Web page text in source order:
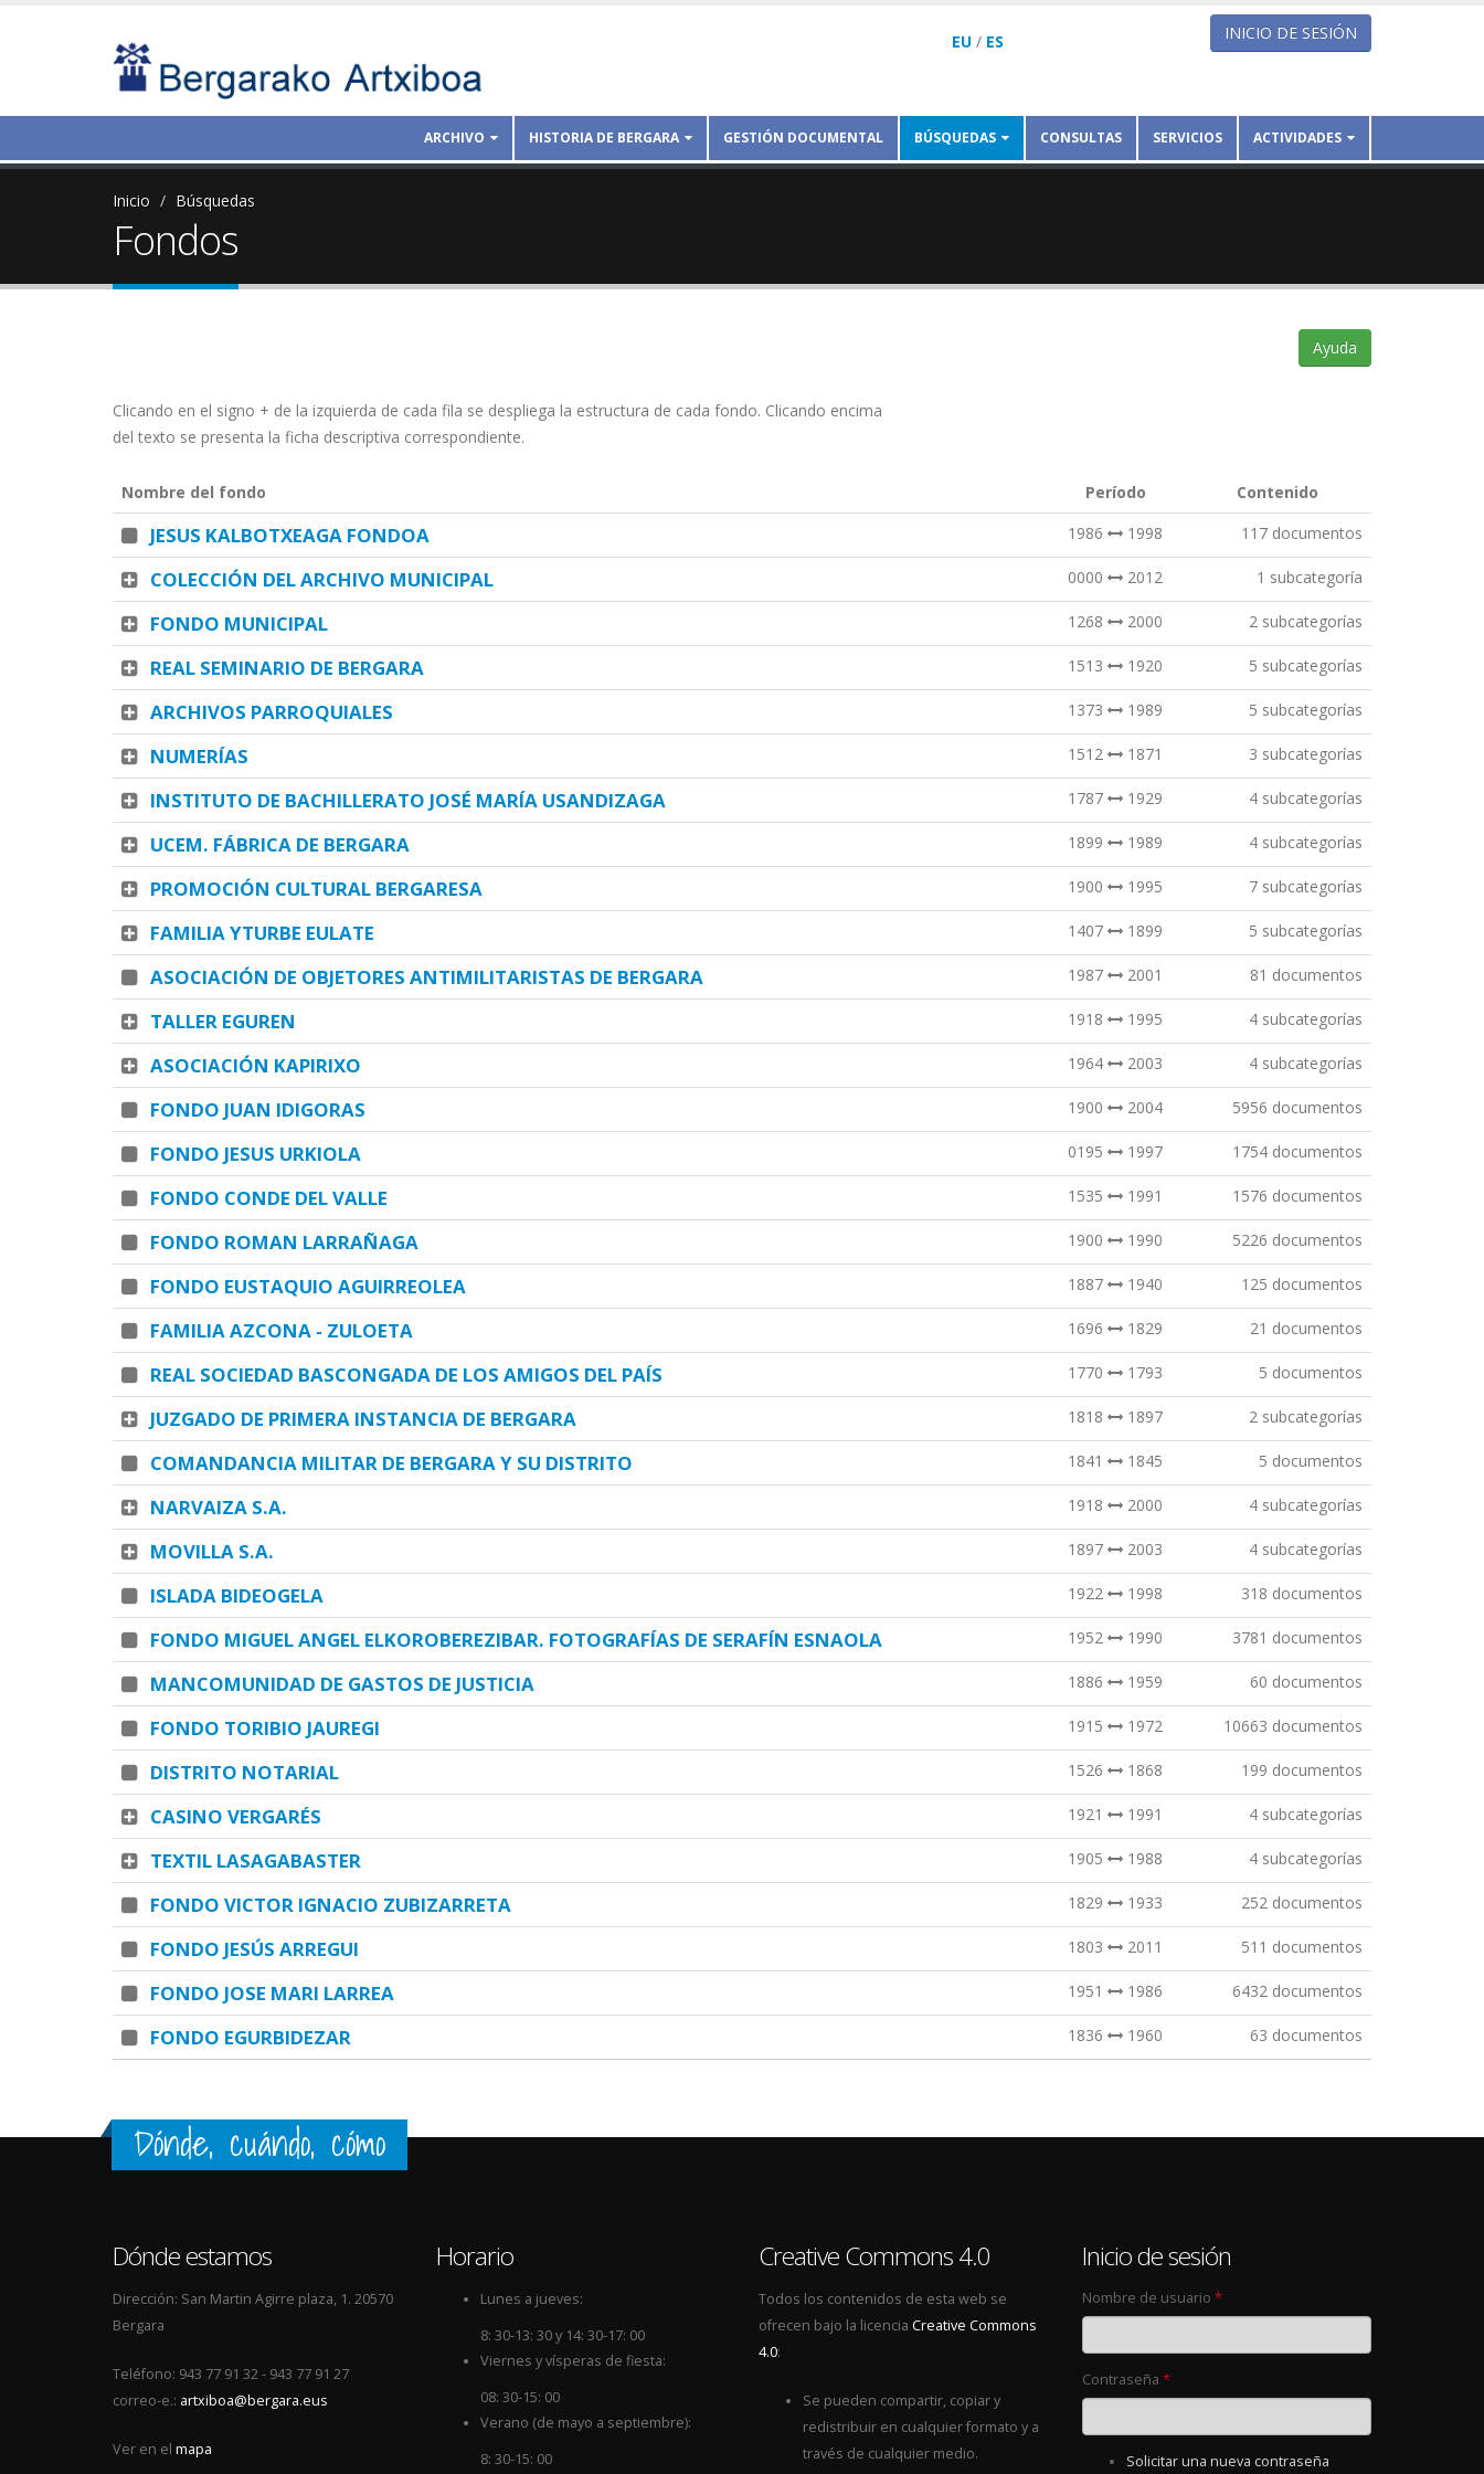
EU / ES INICIO DE SESIÓN
ARCHIVO HISTORIA DE BERGARA GESTIÓN DOCUMENTAL BÚSQUEDAS CONSULTAS SERVICIOS ACTIVIDADES
Inicio Búsquedas
Fondos
Ayuda
Clicando en el signo + de la izquierda de cada fila se despliega la estructura de cada fondo. Clicando encima
del texto se presenta la ficha descriptiva correspondiente.
Nombre del fondo Período Contenido
JESUS KALBOTXEAGA FONDOA 1986 1998 117 documentos
COLECCIÓN DEL ARCHIVO MUNICIPAL 0000 2012 1 subcategoría
FONDO MUNICIPAL 1268 2000 2 subcategorías
REAL SEMINARIO DE BERGARA 1513 1920 5 subcategorías
ARCHIVOS PARROQUIALES 1373 1989 5 subcategorías
NUMERÍAS 1512 1871 3 subcategorías
INSTITUTO DE BACHILLERATO JOSÉ MARÍA USANDIZAGA 1787 1929 4 subcategorías
UCEM. FÁBRICA DE BERGARA 1899 1989 4 subcategorías
PROMOCIÓN CULTURAL BERGARESA 1900 1995 7 subcategorías
FAMILIA YTURBE EULATE 1407 1899 5 subcategorías
ASOCIACIÓN DE OBJETORES ANTIMILITARISTAS DE BERGARA 1987 2001 81 documentos
TALLER EGUREN 1918 1995 4 subcategorías
ASOCIACIÓN KAPIRIXO 1964 2003 4 subcategorías
FONDO JUAN IDIGORAS 1900 2004 5956 documentos
FONDO JESUS URKIOLA 0195 1997 1754 documentos
FONDO CONDE DEL VALLE 1535 1991 1576 documentos
FONDO ROMAN LARRAÑAGA 1900 1990 5226 documentos
FONDO EUSTAQUIO AGUIRREOLEA 1887 1940 125 documentos
FAMILIA AZCONA - ZULOETA 1696 1829 21 documentos
REAL SOCIEDAD BASCONGADA DE LOS AMIGOS DEL PAÍS 1770 1793 5 documentos
JUZGADO DE PRIMERA INSTANCIA DE BERGARA 1818 1897 2 subcategorías
COMANDANCIA MILITAR DE BERGARA Y SU DISTRITO 1841 1845 5 documentos
NARVAIZA S.A. 1918 2000 4 subcategorías
MOVILLA S.A. 1897 2003 4 subcategorías
ISLADA BIDEOGELA 1922 1998 318 documentos
FONDO MIGUEL ANGEL ELKOROBEREZIBAR. FOTOGRAFÍAS DE SERAFÍN ESNAOLA 1952 1990 3781 documentos
MANCOMUNIDAD DE GASTOS DE JUSTICIA 1886 1959 60 documentos
FONDO TORIBIO JAUREGI 1915 1972 10663 documentos
DISTRITO NOTARIAL 1526 1868 199 documentos
CASINO VERGARÉS 1921 1991 4 subcategorías
TEXTIL LASAGABASTER 1905 1988 4 subcategorías
FONDO VICTOR IGNACIO ZUBIZARRETA 1829 1933 252 documentos
FONDO JESÚS ARREGUI 1803 2011 511 documentos
FONDO JOSE MARI LARREA 1951 1986 6432 documentos
FONDO EGURBIDEZAR 1836 1960 63 documentos
Dónde, cuándo, cómo
Dónde estamos
Dirección: San Martin Agirre plaza, 1. 20570
Bergara
Teléfono: 943 77 91 32 - 943 77 91 27
correo-e.: artxiboa@bergara.eus
Ver en el mapa
Horario
Lunes a jueves:
8: 30-13: 30 y 14: 30-17: 00
Viernes y vísperas de fiesta:
08: 30-15: 00
Verano (de mayo a septiembre):
8: 30-15: 00
Creative Commons 4.0
Todos los contenidos de esta web se
ofrecen bajo la licencia Creative Commons
4.0:
Se pueden compartir, copiar y
redistribuir en cualquier formato y a
través de cualquier medio.
Inicio de sesión
Nombre de usuario *
Contraseña *
Solicitar una nueva contraseña